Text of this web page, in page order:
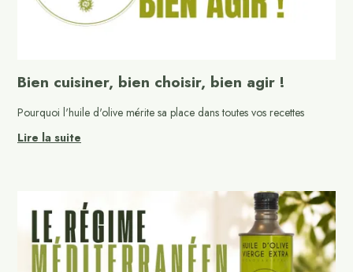
Bien cuisiner, bien choisir, bien agir !
Pourquoi l'huile d'olive mérite sa place dans toutes vos recettes
Lire la suite